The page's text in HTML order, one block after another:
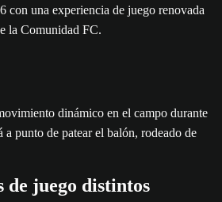
con una experiencia de juego renovada
la Comunidad FC.
de juego distintos